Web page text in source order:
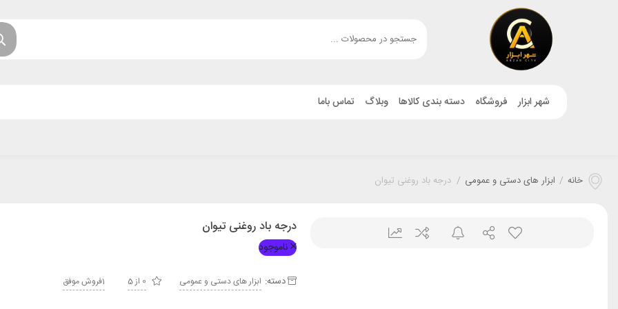
شهر ابزار فروشگاه دسته بندی کالاها وبلاگ تماس باما
خانه / ابزار های دستی و عمومی / درجه باد روغنی تیوان
درجه باد روغنی تیوان
ناموجود
دسته: ابزار های دستی و عمومی 0 از 5 1فروش موفق